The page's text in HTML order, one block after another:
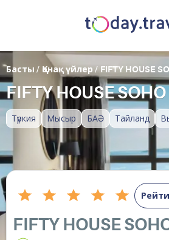
Түркия Мысыр БАӘ Тайланд
Басты / Қонақ үйлер/ FIFTY HOUSE
FIFTY HOUSE SOHO
FIFTY HOUSE